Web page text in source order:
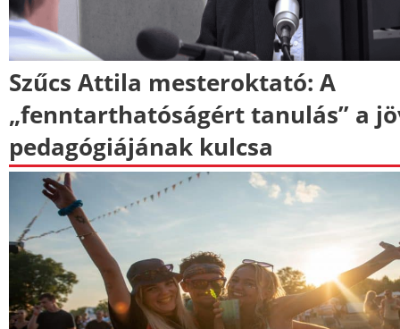
Szűcs Attila mesteroktató: A
„fenntarthatóságért tanulás” a
pedagógiájának kulcsa